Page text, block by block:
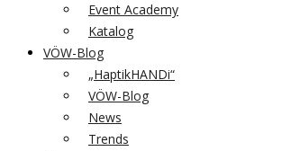
Event Academy
Katalog
VÖW-Blog
„HaptikHANDi“
VÖW-Blog
News
Trends